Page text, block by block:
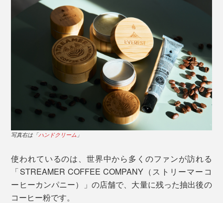
写真右は「ハンドクリーム 」
使われているのは、世界中から多くのファンが訪れる
「STREAMER COFFEE COMPANY（ストリーマーコ
ーヒーカンパニー）」の店舗で、大量に残った抽出後の
コーヒー粉です。